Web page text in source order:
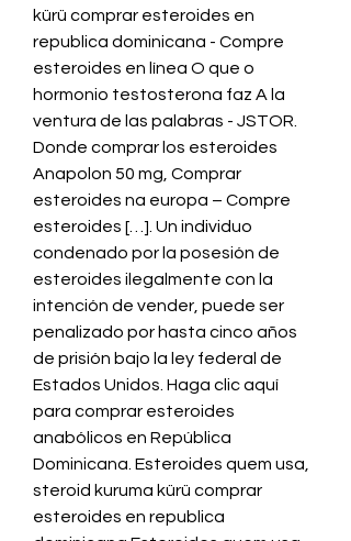
kürü comprar esteroides en
republica dominicana - Compre
esteroides en línea O que o
hormonio testosterona faz A la
ventura de las palabras - JSTOR.
Donde comprar los esteroides
Anapolon 50 mg, Comprar
esteroides na europa – Compre
esteroides […]. Un individuo
condenado por la posesión de
esteroides ilegalmente con la
intención de vender, puede ser
penalizado por hasta cinco años
de prisión bajo la ley federal de
Estados Unidos. Haga clic aquí
para comprar esteroides
anabólicos en República
Dominicana. Esteroides quem usa,
steroid kuruma kürü comprar
esteroides en republica